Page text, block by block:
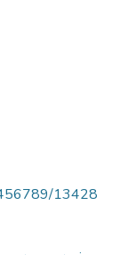
13428